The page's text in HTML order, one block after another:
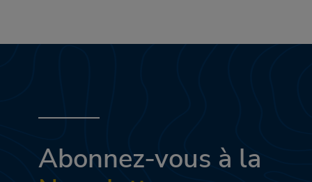
Abonnez-vous à la